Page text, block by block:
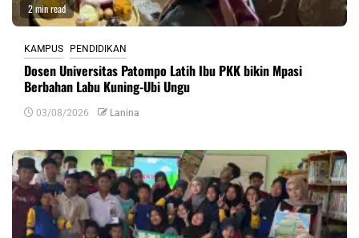
2 min read
KAMPUS PENDIDIKAN
Dosen Universitas Patompo Latih Ibu PKK bikin Mpasi
Berbahan Labu Kuning-Ubi Ungu
03/08/2026 Lanina